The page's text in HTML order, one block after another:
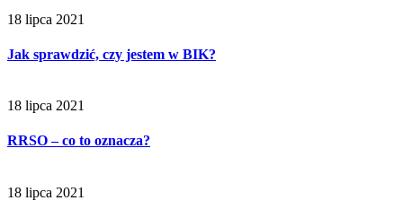
18 lipca 2021
Jak sprawdzić, czy jestem w BIK?
18 lipca 2021
RRSO – co to oznacza?
18 lipca 2021